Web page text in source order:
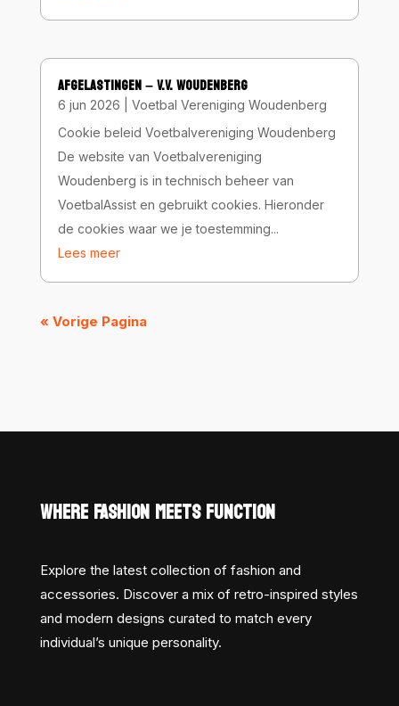
AFGELASTINGEN – V.V. WOUDENBERG
6 jun 2026
Voetbal Vereniging Woudenberg
Cookie beleid Voetbalvereniging Woudenberg
De website van Voetbalvereniging
Woudenberg is in technisch beheer van
VoetbalAssist en gebruikt cookies. Hieronder
de cookies waar we je toestemming...
Lees meer
« Vorige Pagina
WHERE FASHION MEETS FUNCTION
Explore the latest collection of fashion and
accessories. Discover a mix of retro-inspired styles
and modern designs curated to match every
individual’s unique personality.